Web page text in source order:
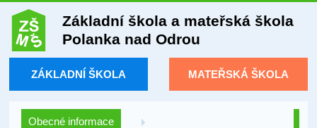
Základní škola a mateřská škola
Polanka nad Odrou
ZÁKLADNÍ ŠKOLA MATEŘSKÁ ŠKOLA
Obecné informace